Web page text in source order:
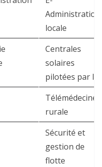
Administration
locale
Centrales
solaires
pilotées par IA
Télémédecine
rurale
Sécurité et
gestion de
flotte